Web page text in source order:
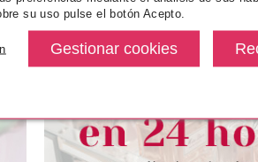
VOLUME
MLdesde
3.90€
CATRICE
CATRICE SLIM MATIC
Pvr 3.39€
-11%
su uso pulse el botón Acepto.